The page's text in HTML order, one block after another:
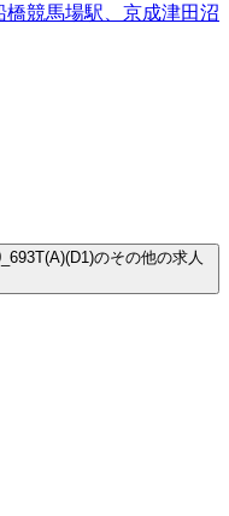
競馬場駅、京成津田沼
のその他の求人